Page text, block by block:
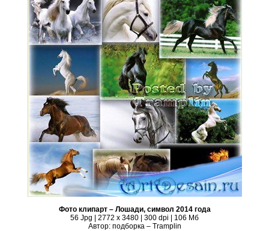
Фото клипарт – Лошади, символ 2014 года
56 Jpg | 2772 x 3480 | 300 dpi | 106 Мб
Автор: подборка – Tramplin